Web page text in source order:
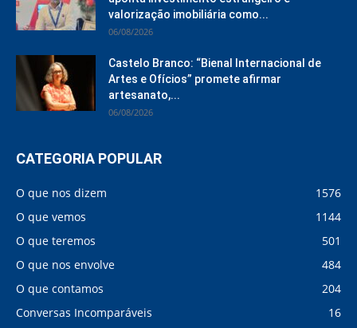
valorização imobiliária como...
06/08/2026
Castelo Branco: “Bienal Internacional de
Artes e Ofícios” promete afirmar
artesanato,...
06/08/2026
CATEGORIA POPULAR
O que nos dizem
1576
O que vemos
1144
O que teremos
501
O que nos envolve
484
O que contamos
204
Conversas Incomparáveis
16